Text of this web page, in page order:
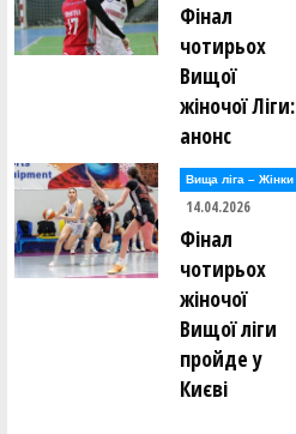
Фінал
чотирьох
Вищої
жіночої Ліги:
анонс
Вища лiга – Жiнки
14.04.2026
Фінал
чотирьох
жіночої
Вищої ліги
пройде у
Києві